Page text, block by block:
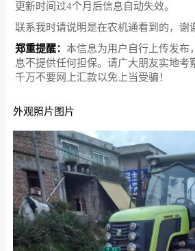
更新时间过4个月后信息自动失效。
联系我时请说明是在农机通看到的，谢
郑重提醒： 本信息为用户自行上传发布
息不提供任何担保。请广大朋友实地考
千万不要网上汇款以免上当受骗！
外观照片图片